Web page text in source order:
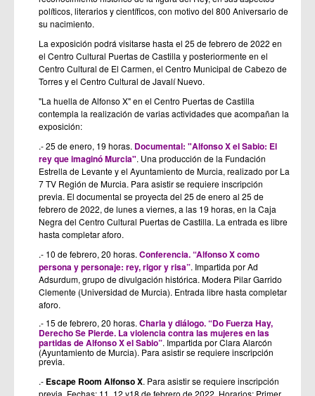
políticos, literarios y científicos, con motivo del 800 Aniversario de
su nacimiento.
La exposición podrá visitarse hasta el 25 de febrero de 2022 en
el Centro Cultural Puertas de Castilla y posteriormente en el
Centro Cultural de El Carmen, el Centro Municipal de Cabezo de
Torres y el Centro Cultural de Javalí Nuevo.
"La huella de Alfonso X" en el Centro Puertas de Castilla
contempla la realización de varias actividades que acompañan la
exposición:
.- 25 de enero, 19 horas. Documental: "Alfonso X el Sabio: El
rey que imaginó Murcia". Una producción de la Fundación
Estrella de Levante y el Ayuntamiento de Murcia, realizado por La
7 TV Región de Murcia. Para asistir se requiere inscripción
previa. El documental se proyecta del 25 de enero al 25 de
febrero de 2022, de lunes a viernes, a las 19 horas, en la Caja
Negra del Centro Cultural Puertas de Castilla. La entrada es libre
hasta completar aforo.
.- 10 de febrero, 20 horas. Conferencia. “Alfonso X como
persona y personaje: rey, rigor y risa”. Impartida por Ad
Adsurdum, grupo de divulgación histórica. Modera Pilar Garrido
Clemente (Universidad de Murcia). Entrada libre hasta completar
aforo.
.- 15 de febrero, 20 horas. Charla y diálogo. “Do Fuerza Hay,
Derecho Se Pierde. La violencia contra las mujeres en las
partidas de Alfonso X el Sabio”. Impartida por Clara Alarcón
(Ayuntamiento de Murcia). Para asistir se requiere inscripción
previa.
.- Escape Room Alfonso X. Para asistir se requiere inscripción